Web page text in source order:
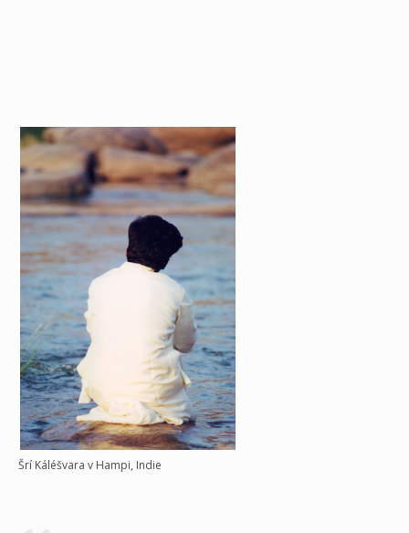
Šrí Káléšvara v Hampi, Indie